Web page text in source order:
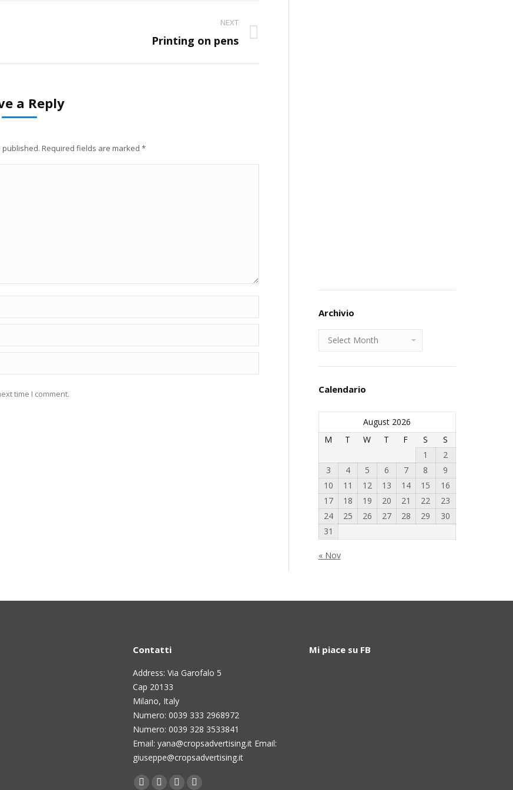
NEXT
Printing on pens
a Reply
Required fields are marked *
time I comment.
Archivio
Archivio
Calendario
August 2026
M
T W T F S
S
1
2
3
4 5 6 7 8
9
10
11 12 13 14 15
16
17
18 19 20 21 22
23
24
25 26 27 28 29
30
31
« Nov
Contatti
Address: Via Garofalo 5
Cap 20133
Milano, Italy
Numero: 0039 333 2968972
Numero: 0039 328 3533841
Email: yana@cropsadvertising.it Email:
giuseppe@cropsadvertising.it
Find us on:
Mi piace su FB